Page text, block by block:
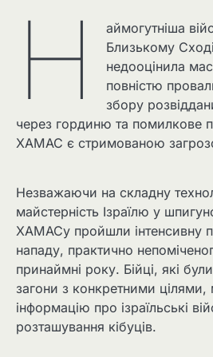
Н
аймогутніша
Близькому
недооцінила
повністю
збору
через гординю та помилкове
ХАМАС є стримованою
Незважаючи на складну
майстерність Ізраїлю у
ХАМАСу пройшли інтенсивну
нападу, практично
принаймні року. Бійці, які були
загони з конкретними цілями,
інформацію про ізраїльські
розташування кібуців.